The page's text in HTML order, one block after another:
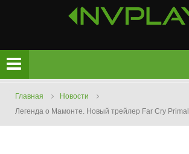
Главная
Новости
Легенда о Мамонте. Новый трейлер Far Cry Primal